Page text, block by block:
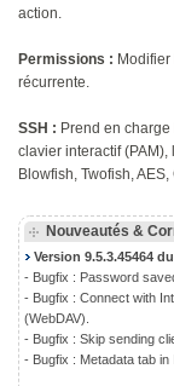
action.
Permissions :
récurrente.
SSH : Prend en
clavier interactif
Blowfish, Twofish,
Nouveautés &
Version 9.5.3.45464
- Bugfix : Password
- Bugfix : Connect with
(WebDAV).
- Bugfix : Skip sending
- Bugfix : Metadata tab in